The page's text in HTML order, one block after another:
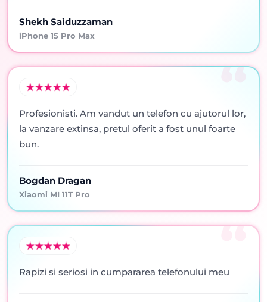
Shekh Saiduzzaman
iPhone 15 Pro Max
Profesionisti. Am vandut un telefon cu ajutorul lor,
la vanzare extinsa, pretul oferit a fost unul foarte
bun.
Bogdan Dragan
Xiaomi MI 11T Pro
Rapizi si seriosi in cumpararea telefonului meu